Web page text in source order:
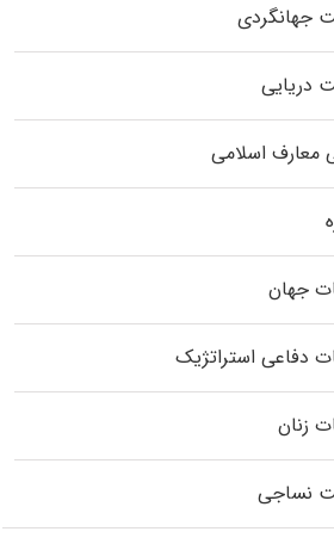
جهانگردی
دریایی
معارف اسلامی
جهان
دفاعی استراتژیک
زنان
نساجی